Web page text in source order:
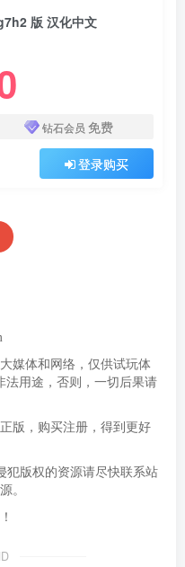
版 汉化中文
钻石会员 免费
登录购买
媒体和网络，仅供试玩体
法用途，否则，一切后果请
版，购买注册，得到更好
犯版权的资源请尽快联系站
。